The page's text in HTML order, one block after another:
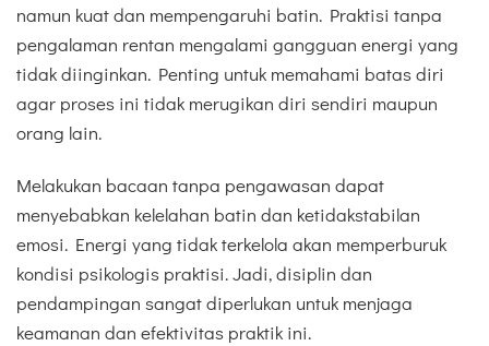
namun kuat dan mempengaruhi batin. Praktisi tanpa
pengalaman rentan mengalami gangguan energi yang
tidak diinginkan. Penting untuk memahami batas diri
agar proses ini tidak merugikan diri sendiri maupun
orang lain.
Melakukan bacaan tanpa pengawasan dapat
menyebabkan kelelahan batin dan ketidakstabilan
emosi. Energi yang tidak terkelola akan memperburuk
kondisi psikologis praktisi. Jadi, disiplin dan
pendampingan sangat diperlukan untuk menjaga
keamanan dan efektivitas praktik ini.